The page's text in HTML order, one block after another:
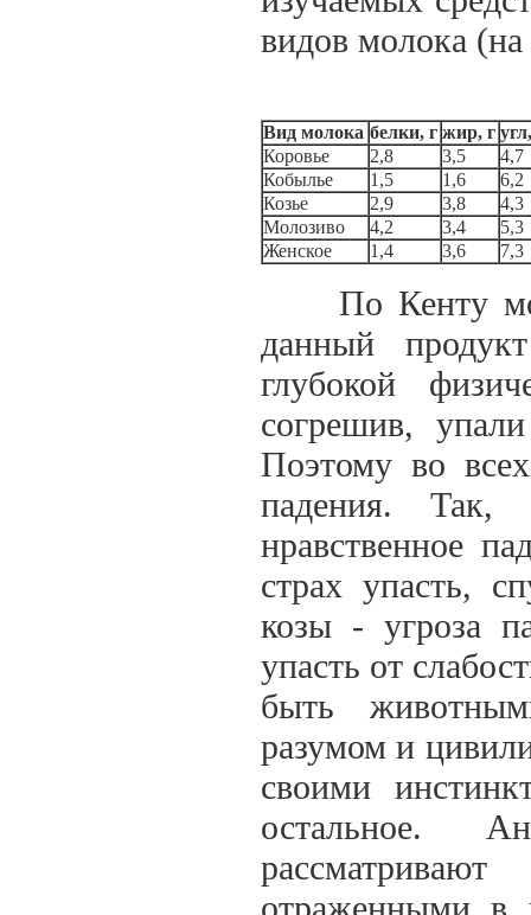
видов молока (на
Вид молока белки, г жир, г
Коровье
2,8 3,5
4,7
Кобылье
1,5 1,6
6,2
Козье
2,9 3,8
4,3
Молозиво
4,2 3,4
5,3
Женское
1,4 3,6 7,3
По Кенту
данный
глубокой
согрешив,
Поэтому во
падения.
нравственное
страх упасть,
козы - угроза
упасть от
быть
разумом и
своими
остальное.